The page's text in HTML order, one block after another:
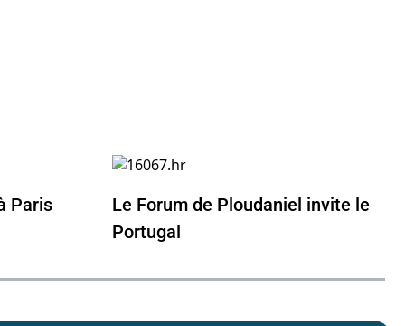
Paris
Le Forum de Ploudaniel invite le
Portugal